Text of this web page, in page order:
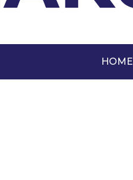
HOME